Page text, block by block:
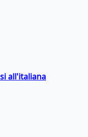
all'italiana